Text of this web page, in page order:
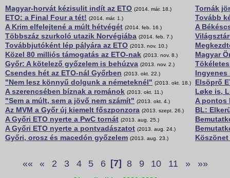
Magyar-horvát kézisulit indít az ETO (2014. már. 18.)
ETO: a Final Four a tét! (2014. már. 1.)
A Krim elfelejtené a múlt hétvégét (2014. feb. 16.)
Többszáz szurkoló utazik Norvégiába (2014. feb. 7.)
Továbbjutóként lép pályára az ETO (2013. nov. 10.)
Közel 80 milliós támogatás az ETO-nak (2013. nov. 8.)
Győr: A kötelező győzelem is behúzva (2013. nov. 2.)
Csendes hét az ETO-nál Győrben (2013. okt. 22.)
"Nem lesz könnyű dolgunk a németeknél" (2013. okt. 18.)
A szerencsében bíznak a románok (2013. okt. 11.)
"Sem a múlt, sem a jövő nem számít" (2013. okt. 4.)
Az MVM a Győr új kiemelt főszponzora (2013. szept. 26.)
A Győri ETO nyerte a PwC tornát (2013. aug. 25.)
A Győri ETO nyerte a pontvadászatot (2013. aug. 24.)
Győri, orosz és macedón győzelem (2013. aug. 23.)
Tornák
Tovább
A
Magyar
Ingyenes
Elsöprő
Løke is,
A pontos
BL:
«« « 2 3 4 5 6 [7] 8 9 10 11 » »»